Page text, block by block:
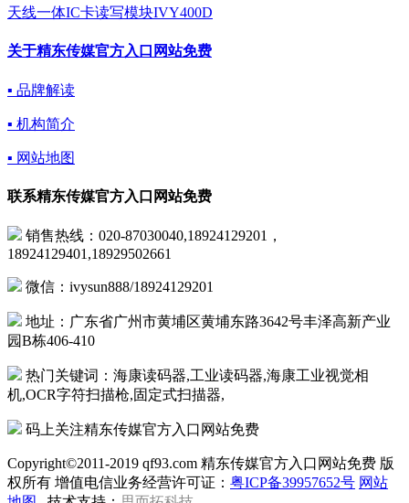
天线一体IC卡读写模块IVY400D
关于精东传媒官方入口网站免费
▪ 品牌解读
▪ 机构简介
▪ 网站地图
联系精东传媒官方入口网站免费
销售热线：020-87030040,18924129201，
18924129401,18929502661
微信：ivysun888/18924129201
地址：广东省广州市黄埔区黄埔东路3642号丰泽高新产业
园B栋406-410
热门关键词：海康读码器,工业读码器,海康工业视觉相
机,OCR字符扫描枪,固定式扫描器,
码上关注精东传媒官方入口网站免费
Copyright©2011-2019 qf93.com 精东传媒官方入口网站免费 版
权所有 增值电信业务经营许可证： 粤ICP备39957652号 网站